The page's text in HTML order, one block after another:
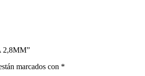
2,8MM”
marcados con *